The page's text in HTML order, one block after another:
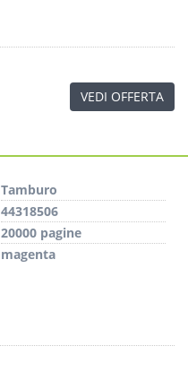
VEDI OFFERTA
Tamburo
44318506
20000 pagine
magenta